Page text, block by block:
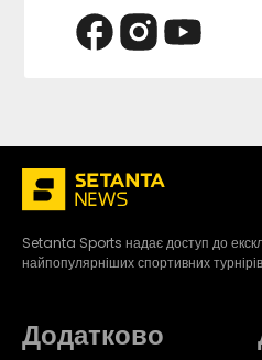
Setanta Sports надає доступ до
найпопулярніших спортивних
Додатково